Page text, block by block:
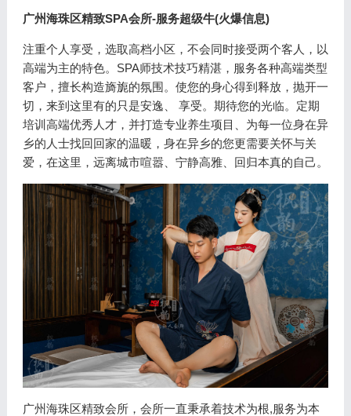
广州海珠区精致SPA会所-服务超级牛(火爆信息)
注重个人享受，选取高档小区，不会同时接受两个客人，以
高端为主的特色。SPA师技术技巧精湛，服务各种高端类型
客户，擅长构造旖旎的氛围。使您的身心得到释放，抛开一
切，来到这里有的只是安逸、 享受。期待您的光临。定期
培训高端优秀人才，并打造专业养生项目、为每一位身在异
乡的人士找回回家的温暖，身在异乡的您更需要关怀与关
爱，在这里，远离城市喧嚣、宁静高雅、回归本真的自己。
广州海珠区精致会所，会所一直秉承着技术为根,服务为本